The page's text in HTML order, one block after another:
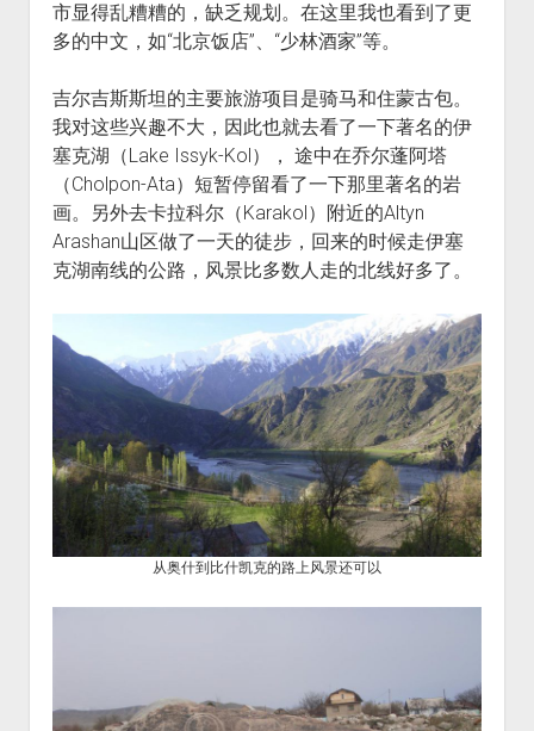
市显得乱糟糟的，缺乏规划。在这里我也看到了更
多的中文，如“北京饭店”、“少林酒家”等。
吉尔吉斯斯坦的主要旅游项目是骑马和住蒙古包。
我对这些兴趣不大，因此也就去看了一下著名的伊
塞克湖（Lake Issyk-Kol）， 途中在乔尔蓬阿塔
（Cholpon-Ata）短暂停留看了一下那里著名的岩
画。另外去卡拉科尔（Karakol）附近的Altyn
Arashan山区做了一天的徒步，回来的时候走伊塞
克湖南线的公路，风景比多数人走的北线好多了。
从奥什到比什凯克的路上风景还可以